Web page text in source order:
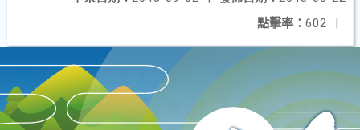
點擊率： 602 |